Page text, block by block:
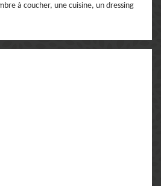
à coucher, une cuisine, un dressing